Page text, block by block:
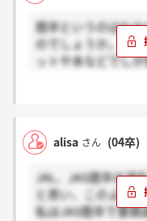
既卒というのはわ
のでしょうか。 ス
ットや本などでし
空の組合のホーム
た。受験前であり、
もおかしいとは思い
alisa さん (04卒)
JAL、JAS既卒の混
と思い、このよう
私はJAS既卒で書類